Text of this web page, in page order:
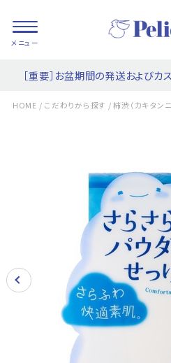
PRODUCTS/ 商品を探す
COLLECTIONS / ブランド
定期購入
［重要］お盆期間の発送およびカ
HOME / こだわりから探す / 柿渋（カキタンニ